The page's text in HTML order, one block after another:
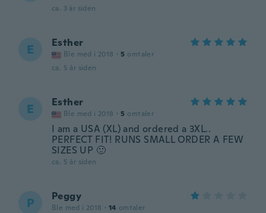
ca. 3 år siden
E Esther
Ble med i 2018 · 5 omtaler
ca. 5 år siden
E Esther
Ble med i 2018 · 5 omtaler
I am a USA (XL) and ordered a 3XL..
PERFECT FIT! RUNS SMALL ORDER A FEW
SIZES UP 🙂
ca. 5 år siden
P Peggy
Ble med i 2018 · 14 omtaler